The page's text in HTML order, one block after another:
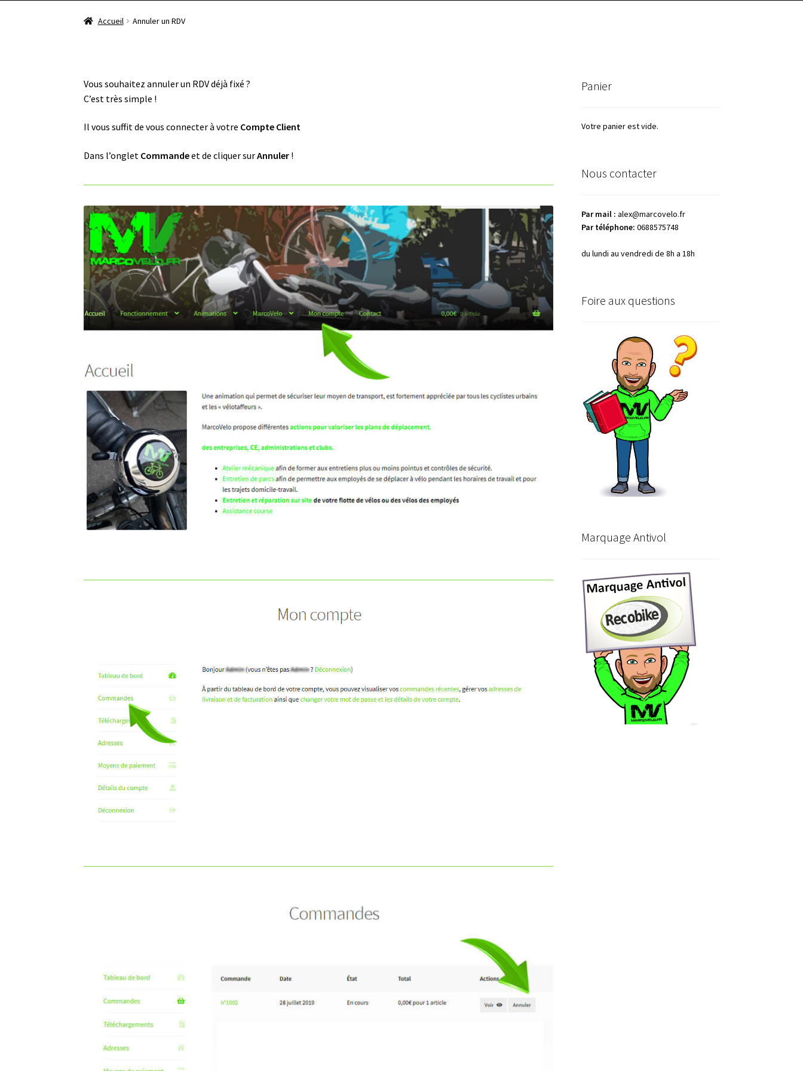
Accueil Annuler un RDV
Vous souhaitez annuler un RDV déjà fixé ?
C’est très simple !
Il vous suffit de vous connecter à votre Compte Client
Dans l’onglet Commandeet de cliquer surAnnuler !
Panier
Votre panier est vide.
Nous contacter
Par mail : alex@marcovelo.fr
Par téléphone: 0688575748
du lundi au vendredi de 8h a 18h
Foire aux questions
Marquage Antivol